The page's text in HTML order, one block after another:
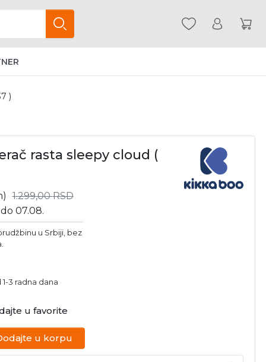
)
rasta sleepy cloud (
1.299,00RSD
07.08.
u Srbiji, bez
3 radna dana
u favorite
u korpu